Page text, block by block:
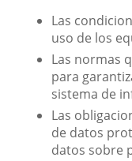
Las
uso de los
Las normas
para
sistema de
Las
de datos
datos sobre